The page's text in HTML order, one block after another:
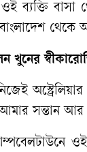
ওই ব্যক্তি বাসা
বাংলাদেশ থেকে
খুনের
অস্ট্রেলিয়ার
সন্তান আর
ওই